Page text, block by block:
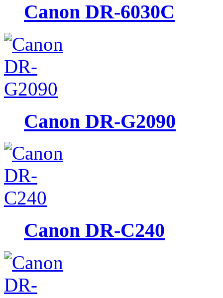
Canon DR-6030C
Canon DR-G2090
Canon DR-C240